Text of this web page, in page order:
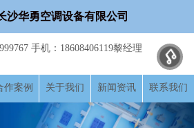
沙华勇空调设备有限公司
手机：18608406119黎经理
作案例 关于我们 新闻资讯 联系我们